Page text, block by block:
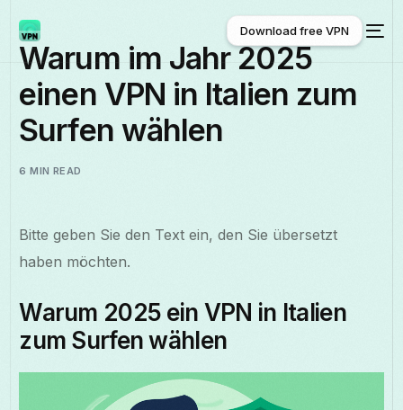
Deutsch
Download free VPN
Download free VPN
Warum im Jahr 2025
einen VPN in Italien zum
Surfen wählen
6 MIN READ
Bitte geben Sie den Text ein, den Sie übersetzt
haben möchten.
Warum 2025 ein VPN in Italien
zum Surfen wählen